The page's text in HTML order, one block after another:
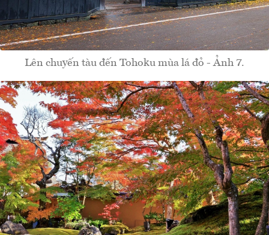
Lên chuyến tàu đến Tohoku mùa lá đỏ - Ảnh 7.